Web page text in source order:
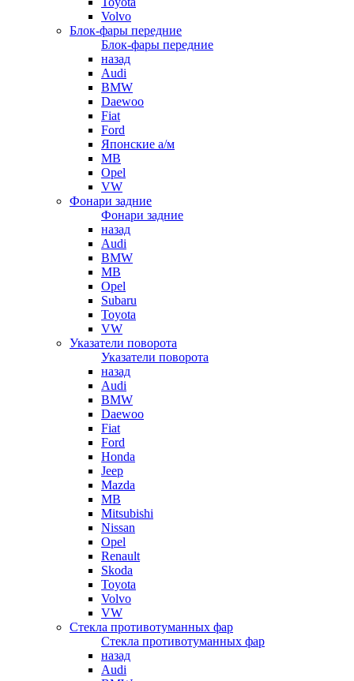
Volvo
Блок-фары передние
Блок-фары передние
назад
Audi
BMW
Daewoo
Fiat
Ford
Японские а/м
MB
Opel
VW
Фонари задние
Фонари задние
назад
Audi
BMW
MB
Opel
Subaru
Toyota
VW
Указатели поворота
Указатели поворота
назад
Audi
BMW
Daewoo
Fiat
Ford
Honda
Jeep
Mazda
MB
Mitsubishi
Nissan
Opel
Renault
Skoda
Toyota
Volvo
VW
Стекла противотуманных фар
Стекла противотуманных фар
назад
Audi